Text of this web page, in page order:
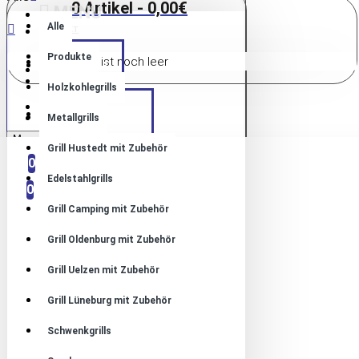
KONTAKT
REGISTRIEREN
VERGLEICHEN
Alle
Produkte
Holzkohlegrills
Metallgrills
Grill Hustedt mit Zubehör
Edelstahlgrills
Grill Camping mit Zubehör
Grill Oldenburg mit Zubehör
Grill Uelzen mit Zubehör
Grill Lüneburg mit Zubehör
Schwenkgrills
0 Artikel - 0,00€
Warenkorb ist noch leer
MENU
HOME
PRODUKTE
Menu
0
0